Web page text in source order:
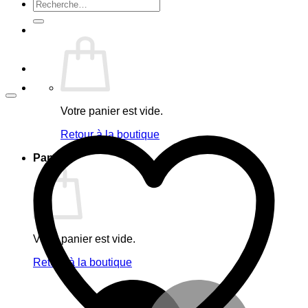
Recherche
pour :
Votre panier est vide.
Retour à la boutique
Panier
Votre panier est vide.
Retour à la boutique